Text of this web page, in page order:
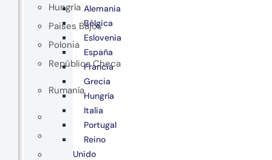
Hungría
Paises Bajos
Polonia
República Checa
Rumanía
Alemania
Bélgica
Eslovenia
España
Francia
Grecia
Hungría
Italia
Portugal
Reino
Unido